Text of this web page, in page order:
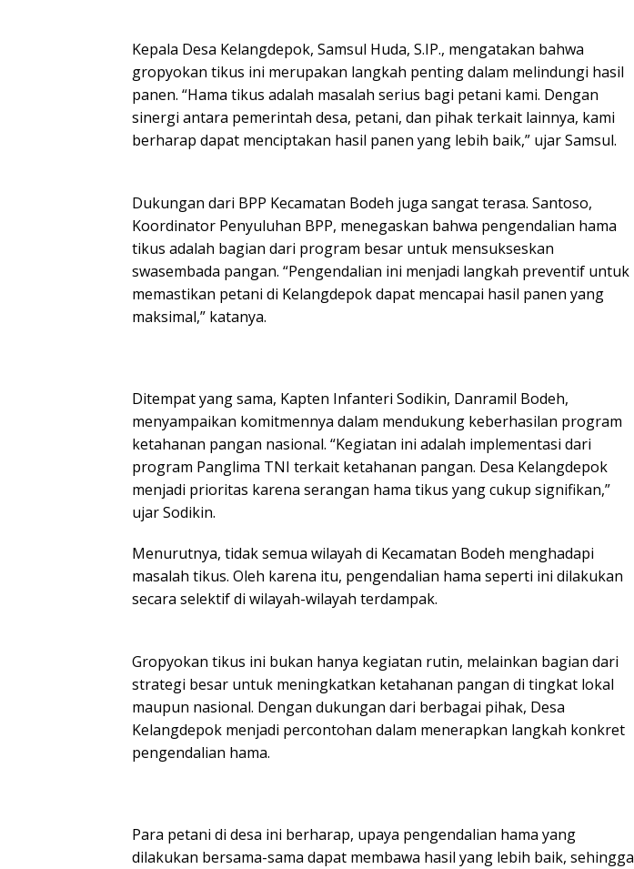
Kepala Desa Kelangdepok, Samsul Huda, S.IP., mengatakan bahwa
gropyokan tikus ini merupakan langkah penting dalam melindungi hasil
panen. “Hama tikus adalah masalah serius bagi petani kami. Dengan
sinergi antara pemerintah desa, petani, dan pihak terkait lainnya, kami
berharap dapat menciptakan hasil panen yang lebih baik,” ujar Samsul.
Dukungan dari BPP Kecamatan Bodeh juga sangat terasa. Santoso,
Koordinator Penyuluhan BPP, menegaskan bahwa pengendalian hama
tikus adalah bagian dari program besar untuk mensukseskan
swasembada pangan. “Pengendalian ini menjadi langkah preventif untuk
memastikan petani di Kelangdepok dapat mencapai hasil panen yang
maksimal,” katanya.
Ditempat yang sama, Kapten Infanteri Sodikin, Danramil Bodeh,
menyampaikan komitmennya dalam mendukung keberhasilan program
ketahanan pangan nasional. “Kegiatan ini adalah implementasi dari
program Panglima TNI terkait ketahanan pangan. Desa Kelangdepok
menjadi prioritas karena serangan hama tikus yang cukup signifikan,”
ujar Sodikin.
Menurutnya, tidak semua wilayah di Kecamatan Bodeh menghadapi
masalah tikus. Oleh karena itu, pengendalian hama seperti ini dilakukan
secara selektif di wilayah-wilayah terdampak.
Gropyokan tikus ini bukan hanya kegiatan rutin, melainkan bagian dari
strategi besar untuk meningkatkan ketahanan pangan di tingkat lokal
maupun nasional. Dengan dukungan dari berbagai pihak, Desa
Kelangdepok menjadi percontohan dalam menerapkan langkah konkret
pengendalian hama.
Para petani di desa ini berharap, upaya pengendalian hama yang
dilakukan bersama-sama dapat membawa hasil yang lebih baik, sehingga